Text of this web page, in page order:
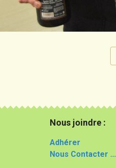
Nous joindre :
Adhérer
Nous Contacter ...